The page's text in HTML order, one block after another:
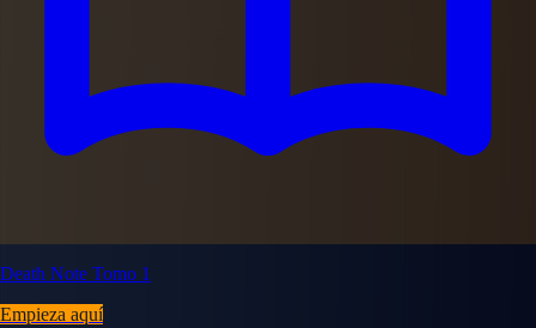
Death Note Tomo 1
Empieza aquí